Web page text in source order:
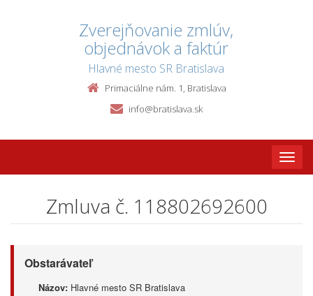
Zverejňovanie zmlúv,
objednávok a faktúr
Hlavné mesto SR Bratislava
Primaciálne nám. 1, Bratislava
info@bratislava.sk
Toggle
Zmluva č. 118802692600
Obstarávateľ
Názov: Hlavné mesto SR Bratislava